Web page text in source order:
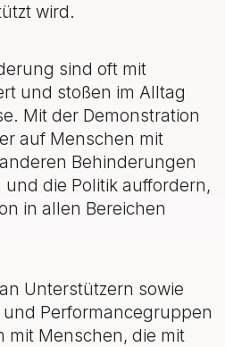
wird.
sind oft mit
und stoßen im Alltag
Mit der Demonstration
auf Menschen mit
Behinderungen
die Politik auffordern,
in allen Bereichen
Unterstützern sowie
Performancegruppen
mit Menschen, die mit